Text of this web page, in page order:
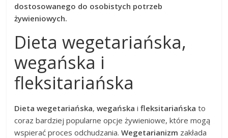
dostosowanego do osobistych potrzeb
żywieniowych.
Dieta wegetariańska,
wegańska i
fleksitariańska
Dieta wegetariańska,wegańska ifleksitariańska to
coraz bardziej popularne opcje żywieniowe, które mogą
wspierać proces odchudzania.Wegetarianizm zakłada